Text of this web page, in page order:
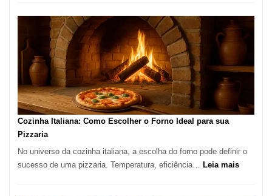
Encontrar
um
Lugar
Comer?
Este
Portal
Isso
Cozinha Italiana: Como Escolher o Forno Ideal para sua
Pizzaria
No universo da cozinha italiana, a escolha do forno pode definir o
sucesso de uma pizzaria. Temperatura, eficiência… Leia mais: